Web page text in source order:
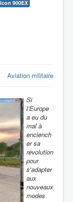
900EX
Aviation militaire
Si
l’Europe
a eu du
mal à
enclench
er sa
révolution
pour
s’adapter
aux
nouveaux
modes